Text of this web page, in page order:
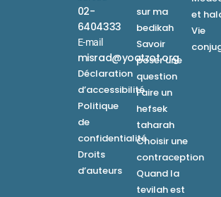
02-
6404333
E-mail
misrad@yoatzot.org
Déclaration
d’accessibilité
Politique
de
confidentialité
Droits
d’auteurs
sur ma
bedikah
Savoir
poser une
question
Faire un
hefsek
taharah
Choisir une
contraception
Quand la
tevilah est
et
Vie